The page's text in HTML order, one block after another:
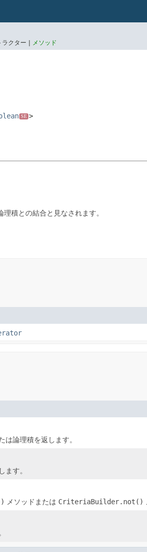
ラクター | メソッド
SE >
積との結合と見なされます。
は論理積を返します。
ます。
メソッドまたは CriteriaBuilder.not()